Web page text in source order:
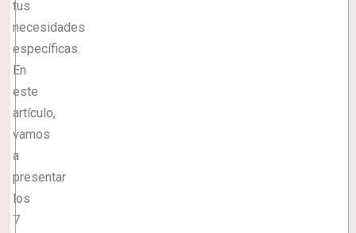
tus
necesidades
específicas.
En
este
artículo,
vamos
a
presentar
los
7